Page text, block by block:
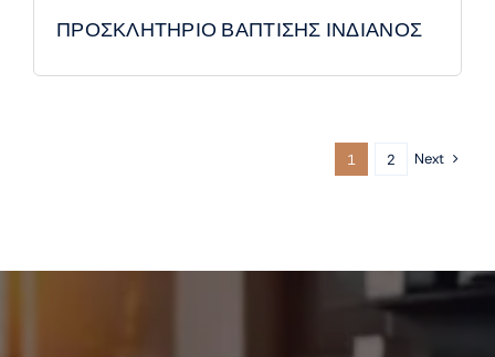
ΠΡΟΣΚΛΗΤΗΡΙΟ ΒΑΠΤΙΣΗΣ ΙΝΔΙΑΝΟΣ
1 2 Next